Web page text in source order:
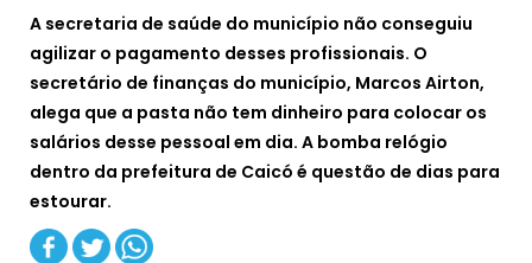
A secretaria de saúde do município não conseguiu
agilizar o pagamento desses profissionais. O
secretário de finanças do município, Marcos Airton,
alega que a pasta não tem dinheiro para colocar os
salários desse pessoal em dia. A bomba relógio
dentro da prefeitura de Caicó é questão de dias para
estourar.